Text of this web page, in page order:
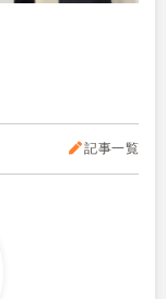
記事一覧